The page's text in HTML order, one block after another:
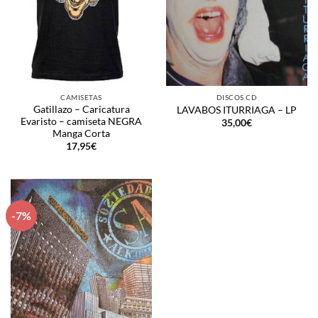
CAMISETAS
Gatillazo – Caricatura
Evaristo – camiseta NEGRA
Manga Corta
17,95€
DISCOS CD
LAVABOS ITURRIAGA – LP
35,00€
-7%